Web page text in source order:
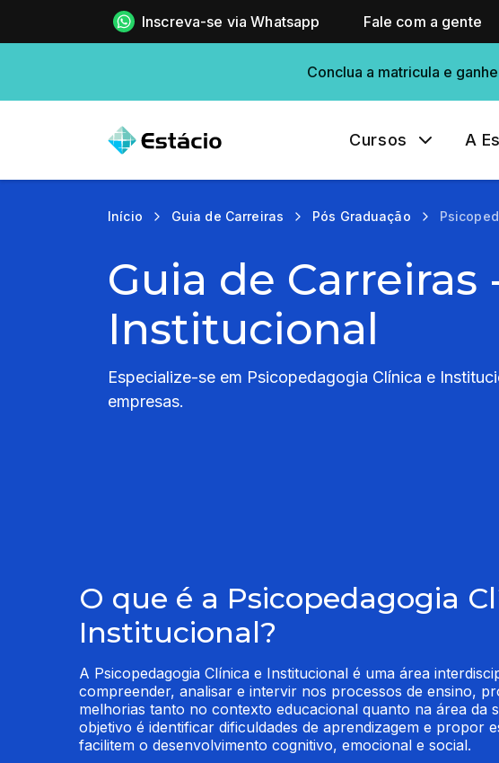
Inscreva-se via Whatsapp Fale com a gente
Conclua a matricula e
Cursos A
Início Guia de Carreiras Pós Graduação
Guia de
Institucional
Especialize-se em Psicopedagogia Clínica e
empresas.
O que é a Psicopedagogia
Institucional?
A Psicopedagogia Clínica e Institucional é uma área
compreender, analisar e intervir nos processos de ensino,
melhorias tanto no contexto educacional quanto na área da
objetivo é identificar dificuldades de aprendizagem e propor
facilitem o desenvolvimento cognitivo, emocional e social.